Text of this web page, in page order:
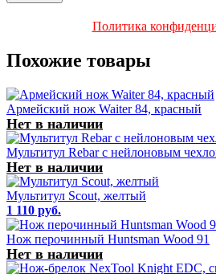
Политика
Похожие товары
Армейский нож Waiter 84, красный
Нет в наличии
Мультитул Rebar с нейлоновым
Нет в наличии
Мультитул Scout, желтый
1 110 руб.
Нож перочинный Huntsman Wood 91
Нет в наличии